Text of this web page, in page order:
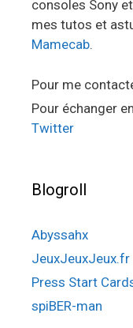
consoles Sony
mes tutos et
Mamecab.
Pour me
Pour échanger
Twitter
Blogroll
Abyssahx
JeuxJeuxJeux.fr
Press Start
spiBER-man